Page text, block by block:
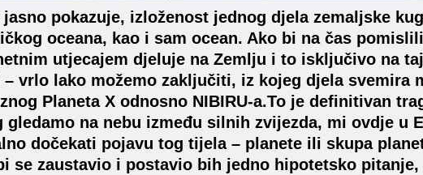
jasno pokazuje, izloženost jednog djela zemaljske
oceana, kao i sam ocean. Ako bi na čas
utjecajem djeluje na Zemlju i to isključivo na
vrlo lako možemo zaključiti, iz kojeg djela svemira
Planeta X odnosno NIBIRU-a.To je definitivan
gledamo na nebu između silnih zvijezda, mi ovdje u
dočekati pojavu tog tijela – planete ili skupa
se zaustavio i postavio bih jedno hipotetsko